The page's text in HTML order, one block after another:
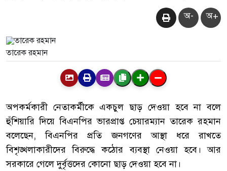
অ- অ+
তারেক রহমান
অপকর্মকারী নেতাকর্মীকে একচুল ছাড় দেওয়া হবে না বলে
হুঁশিয়ারি দিয়ে বিএনপির ভারপ্রাপ্ত চেয়ারম্যান তারেক রহমান
বলেছেন, বিএনপির প্রতি জনগণের আস্থা ধরে রাখতে
বিশৃঙ্খলাকারীদের বিরুদ্ধে কঠোর ব্যবস্থা নেওয়া হবে। আর
সরকারে গেলে দুর্বৃত্তদের কোনো ছাড় দেওয়া হবে না।